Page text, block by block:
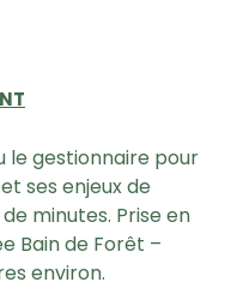
le gestionnaire pour
ses enjeux de
minutes. Prise en
Bain de Forêt –
environ.